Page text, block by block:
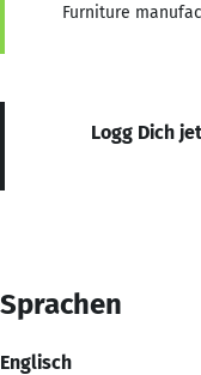
Furniture
Logg Dich
Sprachen
Englisch